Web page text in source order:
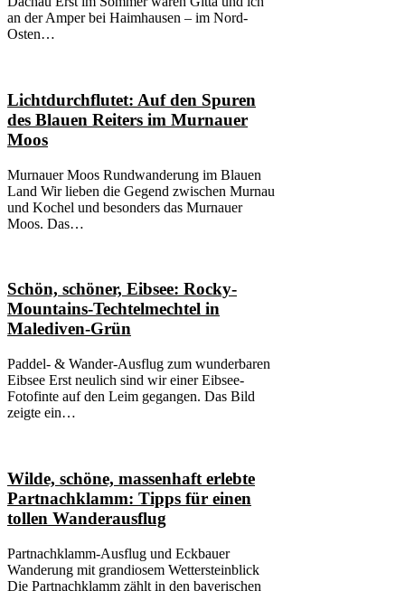
an der Amper bei Haimhausen – im Nord-
Osten…
Lichtdurchflutet: Auf den Spuren
des Blauen Reiters im Murnauer
Moos
Murnauer Moos Rundwanderung im Blauen
Land Wir lieben die Gegend zwischen Murnau
und Kochel und besonders das Murnauer
Moos. Das…
Schön, schöner, Eibsee: Rocky-
Mountains-Techtelmechtel in
Malediven-Grün
Paddel- & Wander-Ausflug zum wunderbaren
Eibsee Erst neulich sind wir einer Eibsee-
Fotofinte auf den Leim gegangen. Das Bild
zeigte ein…
Wilde, schöne, massenhaft erlebte
Partnachklamm: Tipps für einen
tollen Wanderausflug
Partnachklamm-Ausflug und Eckbauer
Wanderung mit grandiosem Wettersteinblick
Die Partnachklamm zählt in den bayerischen